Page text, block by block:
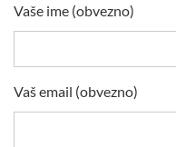
Vaše ime (obvezno)
Vaš email (obvezno)